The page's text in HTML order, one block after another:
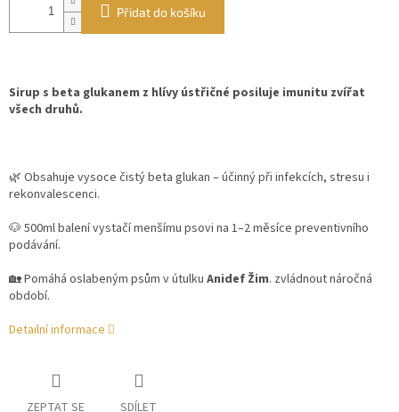
Přidat do košíku
Sirup s beta glukanem z hlívy ústřičné posiluje imunitu zvířat
všech druhů.
🌿 Obsahuje vysoce čistý beta glukan – účinný při infekcích, stresu i
rekonvalescenci.
🐶 500ml balení vystačí menšímu psovi na 1–2 měsíce preventivního
podávání.
🏡 Pomáhá oslabeným psům v útulku Anidef Žim. zvládnout náročná
období.
Detailní informace
ZEPTAT SE SDÍLET